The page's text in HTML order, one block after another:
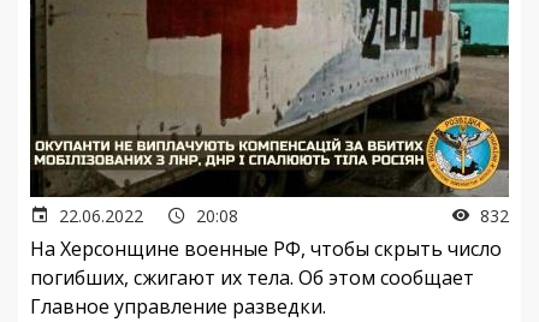
22.06.2022 20:08 832
На Херсонщине военные РФ, чтобы скрыть число
погибших, сжигают их тела. Об этом сообщает
Главное управление разведки.